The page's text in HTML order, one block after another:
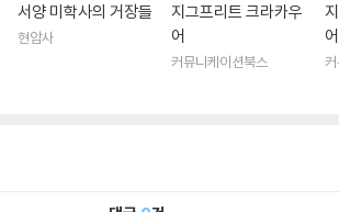
서양 미학사의 거장들
현암사
지그프리트 크라카우
어
커뮤니케이션북스